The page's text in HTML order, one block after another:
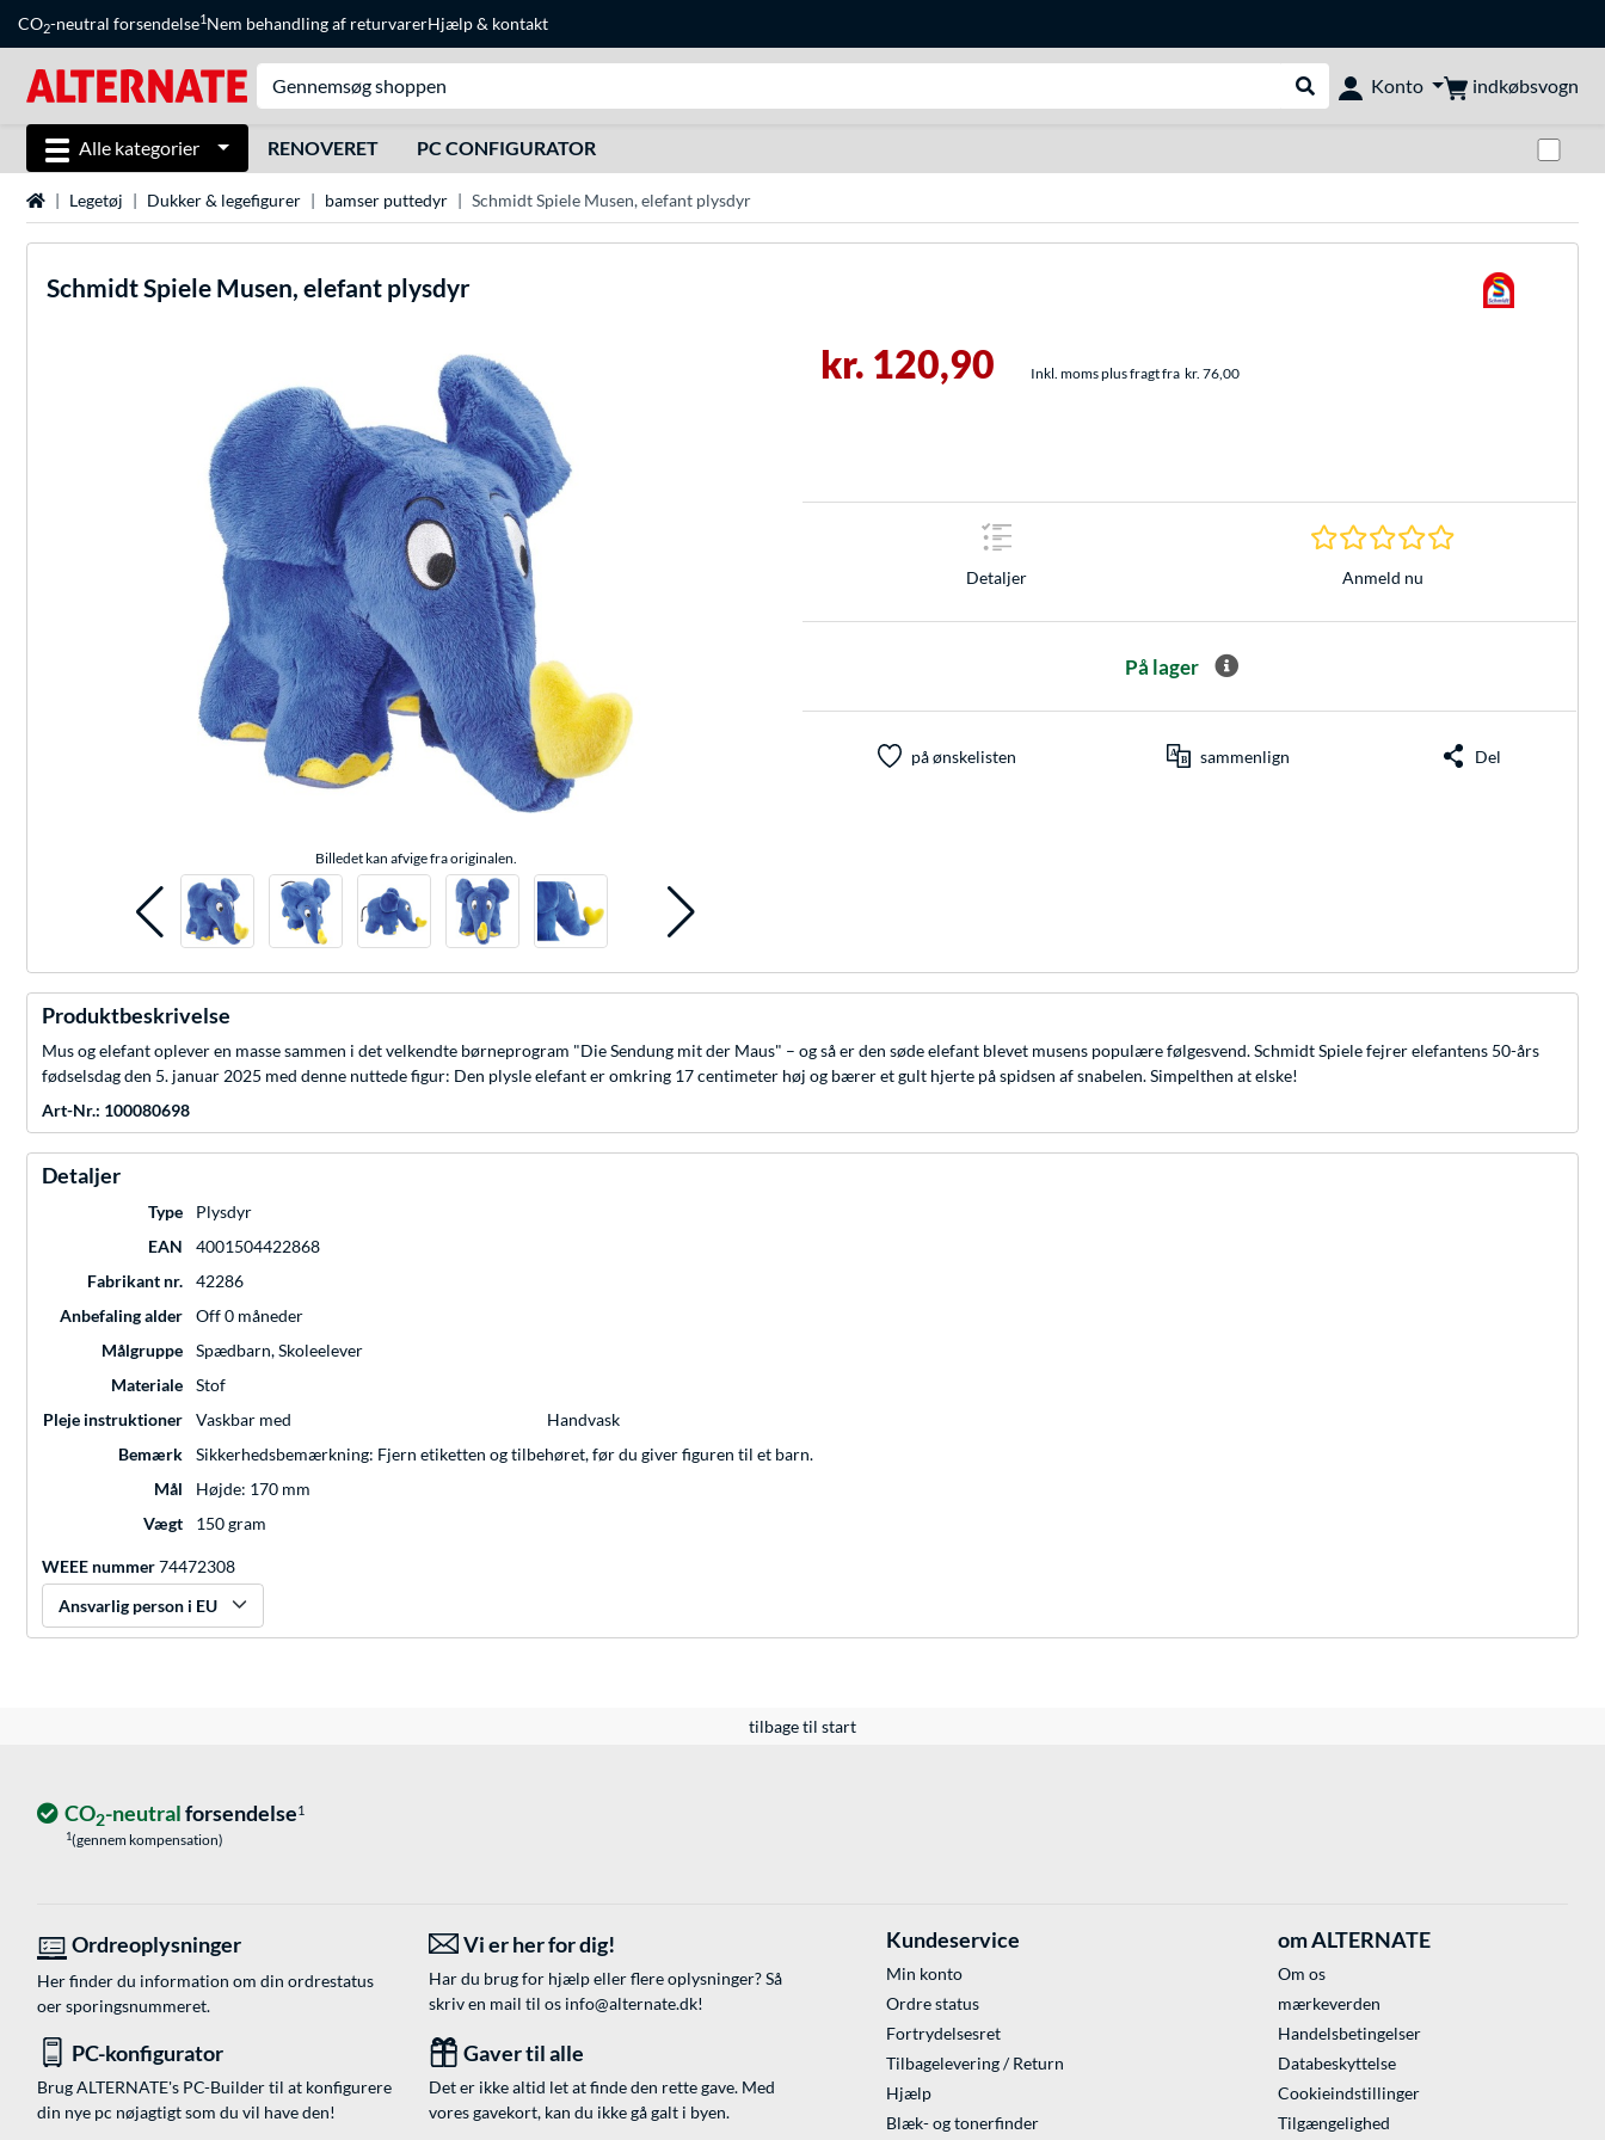
CO2-neutral forsendelse1Nem behandling af returvarerHjælp& kontakt
Udfør søgning
Konto indkøbsvogn
Alle kategorier RENOVERET PC CONFIGURATOR
StartsideLegetøj Dukker & legefigurer bamser puttedyr Schmidt Spiele Musen, elefant plysdyr
Schmidt Spiele Musen, elefant plysdyr
Billedet kan afvige fra originalen.
kr. 120,90 Inkl. moms plus fragt fra kr. 76,00
Detaljer
0.0 Stjerner hos 0
Anmeld nu
På lager
på ønskelisten sammenlign Del
Produktbeskrivelse
Mus og elefant oplever en masse sammen i det velkendte børneprogram "Die Sendung mit der Maus" – og så er den søde elefant blevet musens populære følgesvend. Schmidt Spiele fejrer elefantens 50-års
fødselsdag den 5. januar 2025 med denne nuttede figur: Den plysle elefant er omkring 17 centimeter høj og bærer et gult hjerte på spidsen af snabelen. Simpelthen at elske!
Art-Nr.: 100080698
Detaljer
Type
Plysdyr
EAN
4001504422868
Fabrikant nr.
42286
Anbefaling alder
Off 0 måneder
Målgruppe
Spædbarn, Skoleelever
Materiale
Stof
Pleje instruktioner
Vaskbar med
Handvask
Bemærk
Sikkerhedsbemærkning: Fjern etiketten og tilbehøret, før du giver figuren til et barn.
Mål
Højde: 170 mm
Vægt
150 gram
WEEE nummer74472308
Ansvarlig person i EU
tilbage til start
CO2-neutralforsendelse1
1(gennem kompensation)
Ordreoplysninger
Her finder du information om din ordrestatus
oer sporingsnummeret.
Vi er her for dig!
Har du brug for hjælp eller flere oplysninger? Så
skriv en mail til os info@alternate.dk!
PC-konfigurator
Brug ALTERNATE's PC-Builder til at konfigurere
din nye pc nøjagtigt som du vil have den!
Gaver til alle
Det er ikke altid let at finde den rette gave. Med
vores gavekort, kan du ikke gå galt i byen.
Kundeservice
Min konto
Ordre status
Fortrydelsesret
Tilbagelevering / Return
Hjælp
Blæk- og tonerfinder
om ALTERNATE
Om os
mærkeverden
Handelsbetingelser
Databeskyttelse
Cookieindstillinger
Tilgængelighed